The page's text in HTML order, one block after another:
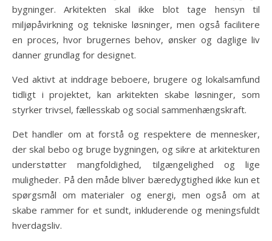
bygninger. Arkitekten skal ikke blot tage hensyn til
miljøpåvirkning og tekniske løsninger, men også facilitere
en proces, hvor brugernes behov, ønsker og daglige liv
danner grundlag for designet.
Ved aktivt at inddrage beboere, brugere og lokalsamfund
tidligt i projektet, kan arkitekten skabe løsninger, som
styrker trivsel, fællesskab og social sammenhængskraft.
Det handler om at forstå og respektere de mennesker,
der skal bebo og bruge bygningen, og sikre at arkitekturen
understøtter mangfoldighed, tilgængelighed og lige
muligheder. På den måde bliver bæredygtighed ikke kun et
spørgsmål om materialer og energi, men også om at
skabe rammer for et sundt, inkluderende og meningsfuldt
hverdagsliv.